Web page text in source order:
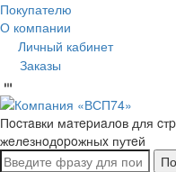
Покупателю
О компании
Личный кабинет
Заказы
Пocтaвки мaтepиaлoв для
жeлeзнoдopoжныx путeй